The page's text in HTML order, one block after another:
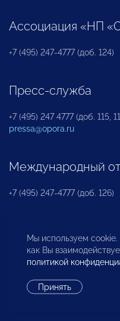
Ассоциация «НП
+7 (495) 247-4777 (доб. 124)
Пресс-служба
+7 (495) 247 4777 (доб. 115,
pressa@opora.ru
Международный
+7 (495) 247-4777 (доб. 126)
Бюро по защите
инвесторов
Мы используем
как Вы
политикой
Принять